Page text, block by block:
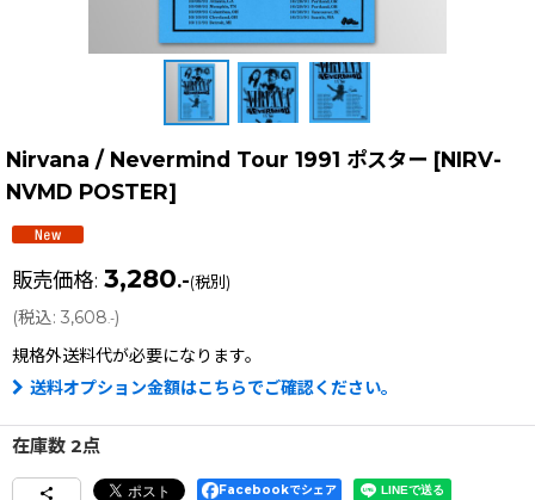
Nirvana / Nevermind Tour 1991 ポスター [NIRV-
NVMD POSTER]
販売価格: 3,280.-(税別)
(税込: 3,608.-)
規格外送料代が必要になります。
送料オプション金額はこちらでご確認ください。
在庫数 2点
Facebookでシェア